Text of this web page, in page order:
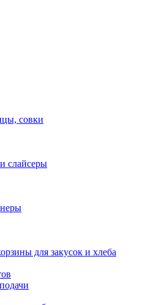
совки
слайсеры
для закусок и хлеба